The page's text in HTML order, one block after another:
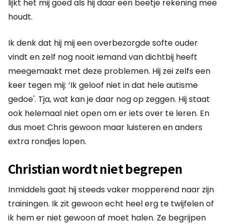
lijkt het mij goed als hij daar een beetje rekening mee
houdt.
Ik denk dat hij mij een overbezorgde softe ouder
vindt en zelf nog nooit iemand van dichtbij heeft
meegemaakt met deze problemen. Hij zei zelfs een
keer tegen mij: ‘Ik geloof niet in dat hele autisme
gedoe'. Tja, wat kan je daar nog op zeggen. Hij staat
ook helemaal niet open om er iets over te leren. En
dus moet Chris gewoon maar luisteren en anders
extra rondjes lopen.
Christian wordt niet begrepen
Inmiddels gaat hij steeds vaker mopperend naar zijn
trainingen. Ik zit gewoon echt heel erg te twijfelen of
ik hem er niet gewoon af moet halen. Ze begrijpen